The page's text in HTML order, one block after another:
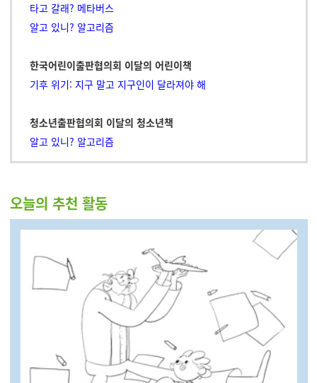
타고 갈래? 메타버스
알고 있니? 알고리즘
한국어린이출판협의회 이달의 어린이책
기후 위기: 지구 말고 지구인이 달라져야 해
청소년출판협의회 이달의 청소년책
알고 있니? 알고리즘
오늘의 추천 활동